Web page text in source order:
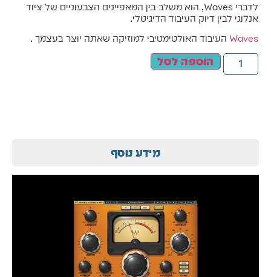
לדברי Waves, הוא משלב בין המאפיינים הצבעוניים של ציוד
אנלוגי לבין דיוק העיבוד הדיגיטלי.
Waves העיבוד האולטימטיבי למוזיקה שאתה יוצר בעצמך .
הוספה לסל
מידע נוסף